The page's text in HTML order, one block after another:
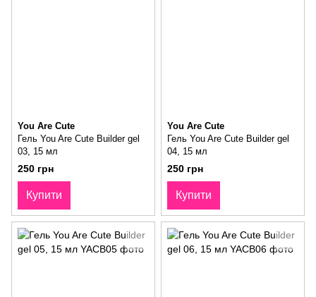
You Are Cute
Гель You Are Cute Builder gel
03, 15 мл
250 грн
Купити
You Are Cute
Гель You Are Cute Builder gel
04, 15 мл
250 грн
Купити